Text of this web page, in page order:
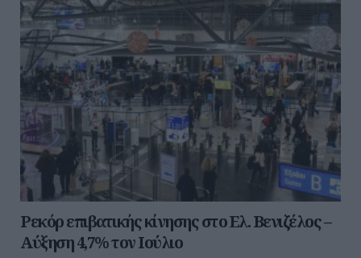
Ρεκόρ επιβατικής κίνησης στο Ελ. Βενιζέλος –
Αύξηση 4,7% τον Ιούλιο